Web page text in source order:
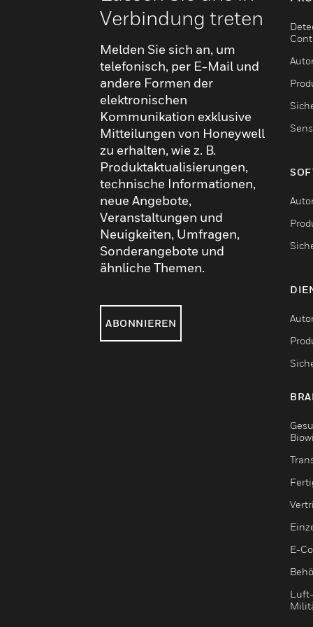
Verbindung treten
Melden Sie sich an, um
telefonisch, per E-Mail und
andere Formen der
elektronischen
Kommunikation exklusive
Mitteilungen von Honeywell
zu erhalten, wie z. B.
Produktaktualisierungen,
technische Informationen,
neue Angebote,
Veranstaltungen und
Neuigkeiten, Umfragen,
Sonderangebote und
ähnliche Themen.
ABONNIEREN
E-